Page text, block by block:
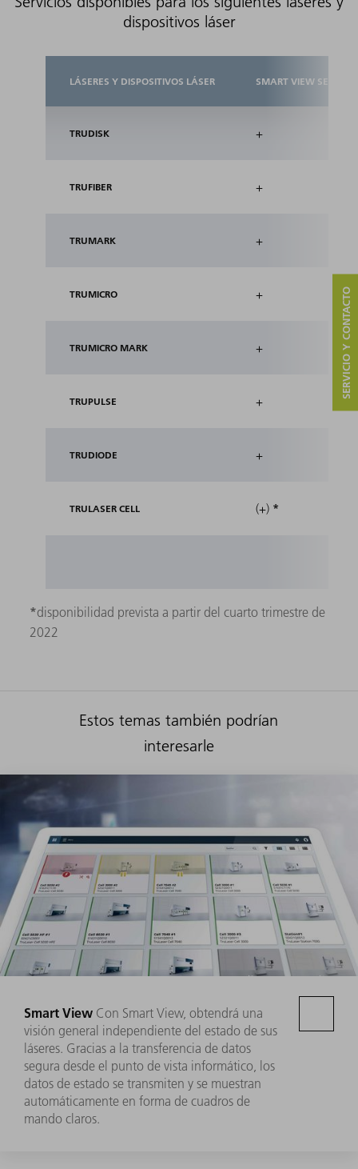
dispositivos láser
LÁSERES Y DISPOSITIVOS LÁSER SMART VIEW
TRUDISK +
TRUFIBER +
TRUMARK +
TRUMICRO +
TRUMICRO MARK +
TRUPULSE +
TRUDIODE +
TRULASER CELL (+) *
*disponibilidad prevista a partir del cuarto trimestre de
2022
Estos temas también podrían
interesarle
Smart View Con Smart View, obtendrá una
visión general independiente del estado de sus
láseres. Gracias a la transferencia de datos
segura desde el punto de vista informático, los
datos de estado se transmiten y se muestran
automáticamente en forma de cuadros de
mando claros.
SERVICIO Y CONTACTO